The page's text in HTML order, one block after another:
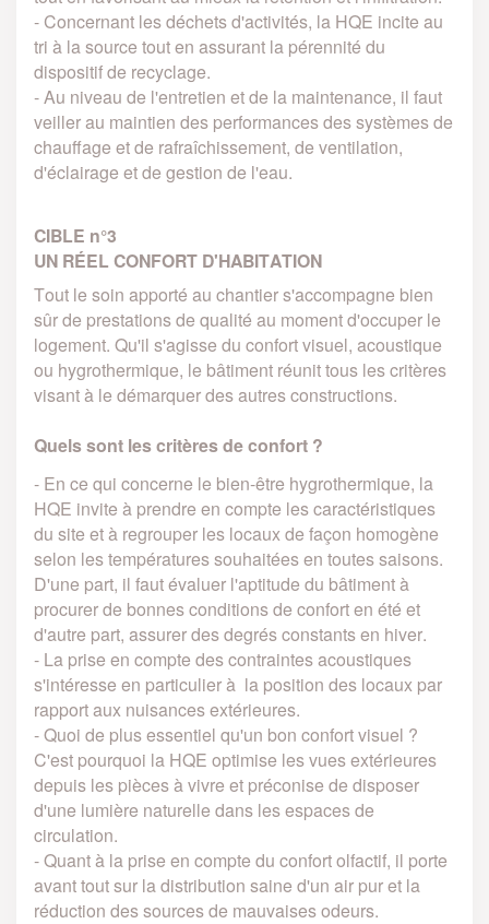
- Concernant les déchets d'activités, la HQE incite au
tri à la source tout en assurant la pérennité du
dispositif de recyclage.
- Au niveau de l'entretien et de la maintenance, il faut
veiller au maintien des performances des systèmes de
chauffage et de rafraîchissement, de ventilation,
d'éclairage et de gestion de l'eau.
CIBLE n°3
UN RÉEL CONFORT D'HABITATION
Tout le soin apporté au chantier s'accompagne bien
sûr de prestations de qualité au moment d'occuper le
logement. Qu'il s'agisse du confort visuel, acoustique
ou hygrothermique, le bâtiment réunit tous les critères
visant à le démarquer des autres constructions.
Quels sont les critères de confort ?
- En ce qui concerne le bien-être hygrothermique, la
HQE invite à prendre en compte les caractéristiques
du site et à regrouper les locaux de façon homogène
selon les températures souhaitées en toutes saisons.
D'une part, il faut évaluer l'aptitude du bâtiment à
procurer de bonnes conditions de confort en été et
d'autre part, assurer des degrés constants en hiver.
- La prise en compte des contraintes acoustiques
s'intéresse en particulier à la position des locaux par
rapport aux nuisances extérieures.
- Quoi de plus essentiel qu'un bon confort visuel ?
C'est pourquoi la HQE optimise les vues extérieures
depuis les pièces à vivre et préconise de disposer
d'une lumière naturelle dans les espaces de
circulation.
- Quant à la prise en compte du confort olfactif, il porte
avant tout sur la distribution saine d'un air pur et la
réduction des sources de mauvaises odeurs.